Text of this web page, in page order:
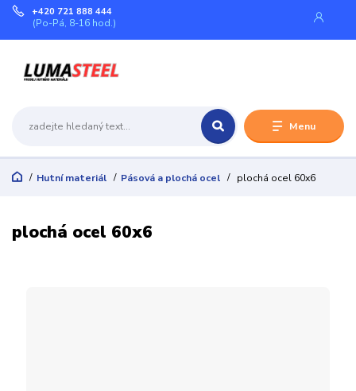
Menu
+420 721 888 444
(Po-Pá, 8-16 hod.)
Hutní materiál Pásová a plochá ocel plochá ocel 60x6
plochá ocel 60x6